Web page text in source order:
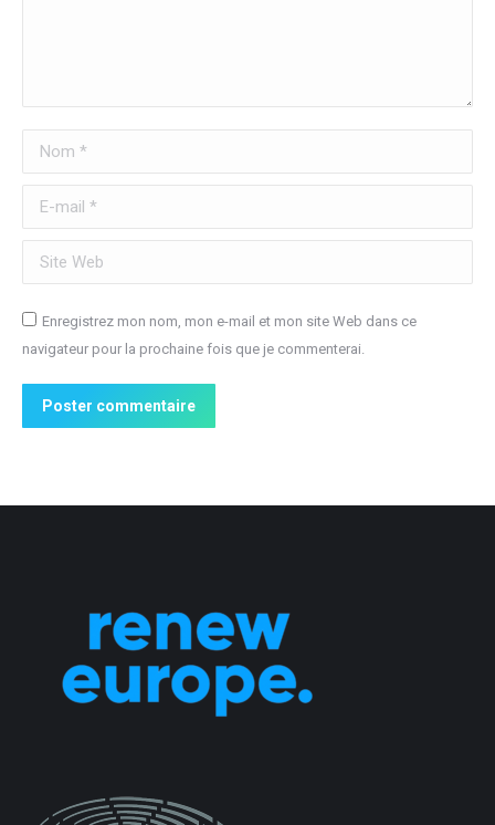
Nom *
E-mail *
Site Web
Enregistrez mon nom, mon e-mail et mon site Web dans ce
navigateur pour la prochaine fois que je commenterai.
Poster commentaire